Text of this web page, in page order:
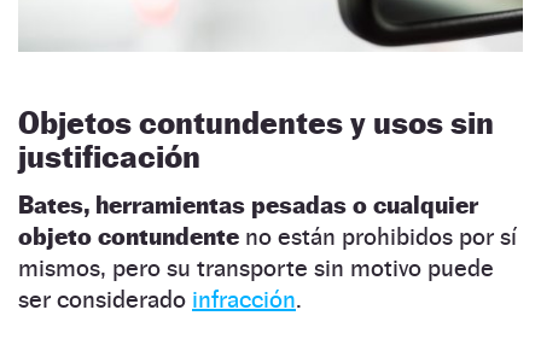
Objetos contundentes y usos sin
justificación
Bates, herramientas pesadas o cualquier
objeto contundente no están prohibidos por sí
mismos, pero su transporte sin motivo puede
ser considerado infracción.